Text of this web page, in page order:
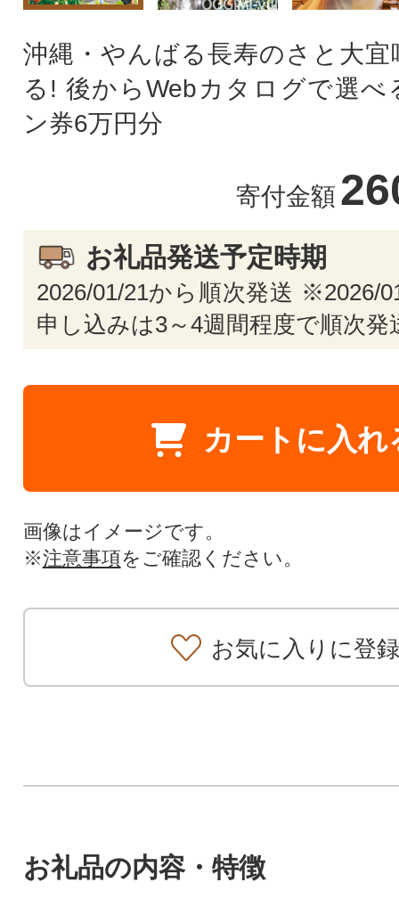
沖縄・やんばる長寿のさと大宜
る! 後からWebカタログで選べ
ン券6万円分
寄付金額
お礼品発送予定時期
2026/01/21から順次発送 ※2026/
申し込みは3～4週間程度で順次発
カートに入れ
画像はイメージです。
※注意事項をご確認ください。
お気に入りに登録
お礼品の内容・特徴